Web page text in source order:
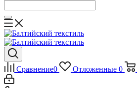
Сравнение0 Отложенные 0